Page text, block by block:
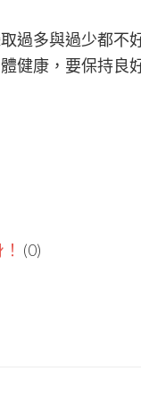
過多與過少都不
健康，要保持良
(0)